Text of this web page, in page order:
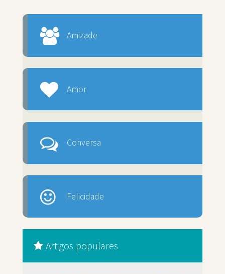
Amizade
Amor
Conversa
Felicidade
Artigos populares